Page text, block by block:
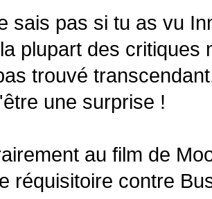
sais pas si tu as vu
plupart des critiques
trouvé
une surprise !
au film de
réquisitoire contre